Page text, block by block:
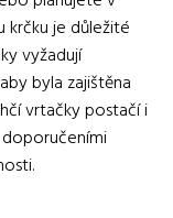
krčku je důležité
vyžadují
byla zajištěna
vrtačky postačí i